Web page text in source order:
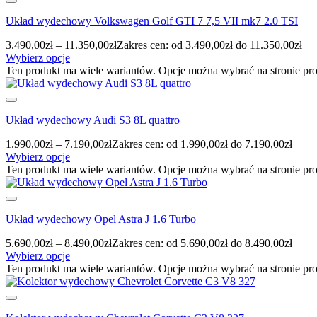
Układ wydechowy Volkswagen Golf GTI 7 7,5 VII mk7 2.0 TSI
3.490,00zł – 11.350,00złZakres cen: od 3.490,00zł do 11.350,00zł
Wybierz opcje
Ten produkt ma wiele wariantów. Opcje można wybrać na stronie
Układ wydechowy Audi S3 8L quattro
1.990,00zł – 7.190,00złZakres cen: od 1.990,00zł do 7.190,00zł
Wybierz opcje
Ten produkt ma wiele wariantów. Opcje można wybrać na stronie
Układ wydechowy Opel Astra J 1.6 Turbo
5.690,00zł – 8.490,00złZakres cen: od 5.690,00zł do 8.490,00zł
Wybierz opcje
Ten produkt ma wiele wariantów. Opcje można wybrać na stronie